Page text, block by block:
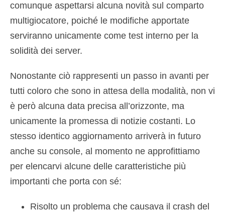
comunque aspettarsi alcuna novità sul comparto
multigiocatore, poiché le modifiche apportate
serviranno unicamente come test interno per la
solidità dei server.
Nonostante ciò rappresenti un passo in avanti per
tutti coloro che sono in attesa della modalità, non vi
è però alcuna data precisa all’orizzonte, ma
unicamente la promessa di notizie costanti. Lo
stesso identico aggiornamento arriverà in futuro
anche su console, al momento ne approfittiamo
per elencarvi alcune delle caratteristiche più
importanti che porta con sé:
Risolto un problema che causava il crash del